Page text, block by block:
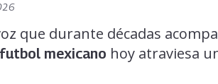
que durante décadas
futbol mexicano hoy atraviesa